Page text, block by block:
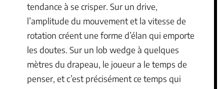
tendance à se crisper. Sur un drive,
l’amplitude du mouvement et la vitesse de
rotation créent une forme d’élan qui emporte
les doutes. Sur un lob wedge à quelques
mètres du drapeau, le joueur a le temps de
penser, et c’est précisément ce temps qui